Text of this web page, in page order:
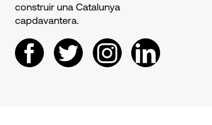
construir una Catalunya
capdavantera.